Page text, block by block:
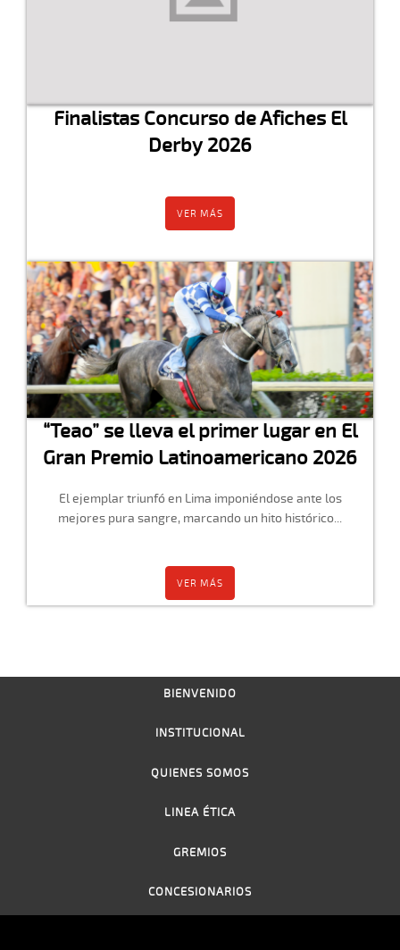
Finalistas Concurso de Afiches El
Derby 2026
VER MÁS
“Teao” se lleva el primer lugar en El
Gran Premio Latinoamericano 2026
El ejemplar triunfó en Lima imponiéndose ante los
mejores pura sangre, marcando un hito histórico...
VER MÁS
BIENVENIDO
INSTITUCIONAL
QUIENES SOMOS
LINEA ÉTICA
GREMIOS
CONCESIONARIOS